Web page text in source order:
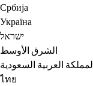
Србија
Україна
ישראל
الشرق الأوسط
المملكة العربية السعودية
ไทย